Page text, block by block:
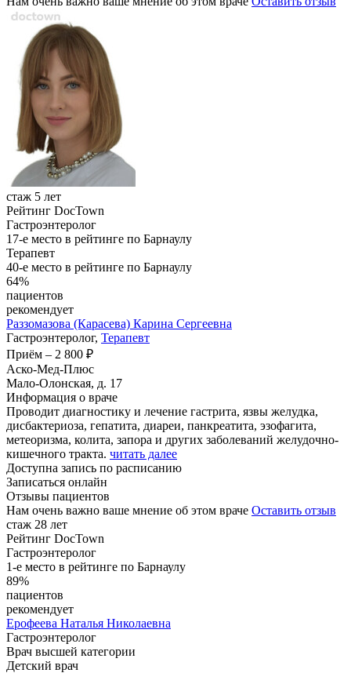
стаж 5 лет
Рейтинг DocTown
Гастроэнтеролог
17-е место в рейтинге по Барнаулу
Терапевт
40-е место в рейтинге по Барнаулу
64%
пациентов
рекомендует
Раззомазова (Карасева) Карина Сергеевна
Гастроэнтеролог, Терапевт
Приём – 2 800 ₽
Аско-Мед-Плюс
Мало-Олонская, д. 17
Информация о враче
Проводит диагностику и лечение гастрита, язвы желудка,
дисбактериоза, гепатита, диареи, панкреатита, эзофагита,
метеоризма, колита, запора и других заболеваний желудочно-
кишечного тракта. читать далее
Доступна запись по расписанию
Записаться онлайн
Отзывы пациентов
Нам очень важно ваше мнение об этом враче Оставить отзыв
стаж 28 лет
Рейтинг DocTown
Гастроэнтеролог
1-е место в рейтинге по Барнаулу
89%
пациентов
рекомендует
Ерофеева Наталья Николаевна
Гастроэнтеролог
Врач высшей категории
Детский врач